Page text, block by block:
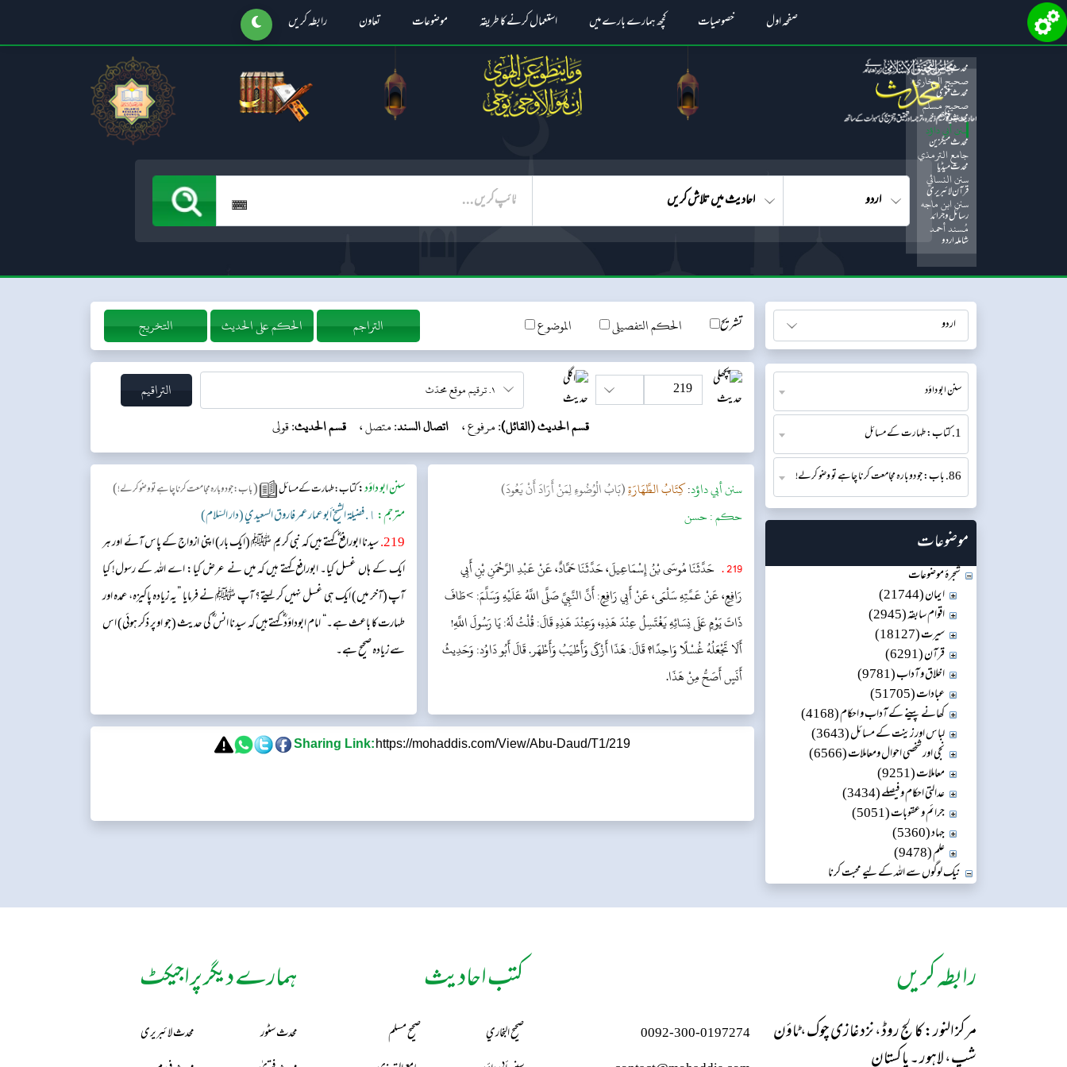
صفحہ اول خصوصیات کچھ ہمارے بارے میں استعمال کرنے کا طریقہ موضوعات تعاون رابطہ کریں
محدث لائبریری
محدث فتویٰ
محدث فورم
محدث میگزین
محدث میڈیا
قرآن لائبریری
رسائل و جرائد
شاملہ اردو
صحيح البخاري
صحيح مسلم
سنن أبي داؤد
جامع الترمذي
سنن النسائي
سنن ابن ماجه
مُسند أحمد
سنن ابو داؤد
1. کتاب: طہارت کے مسائل
86. باب: جو دوبارہ مجامعت کرنا چاہے تو وضو کرلے!
موضوعات
شجرۂ موضوعات
ایمان (21744)
اقوام سابقہ (2945)
سیرت (18127)
قرآن (6291)
اخلاق و آداب (9781)
عبادات (51705)
کھانے پینے کے آداب و احکام (4168)
لباس اور زینت کے مسائل (3643)
نجی اور شخصی احوال ومعاملات (6566)
معاملات (9251)
عدالتی احکام و فیصلے (3434)
جرائم و عقوبات (5051)
جہاد (5360)
علم (9478)
نیک لوگوں سے اللہ کے لیے محبت کرنا
تشریح الحکم التفصیلی الموضوع التخريج
قسم الحديث (القائل):مرفوع ، اتصال السند:متصل ، قسم الحديث:قولی
سنن أبي داؤد:كِتَابُ الطَّهَارَةِ(بَابُ الْوُضُوءِ لِمَنْ أَرَادَ أَنْ يَعُودَ)
حکم :حسن
219
. حَدَّثَنَا مُوسَى بْنُ إِسْمَاعِيلَ، حَدَّثَنَا حَمَّادٌ، عَنْ عَبْدِ الرَّحْمَنِ بْنِ أَبِي
رَافِعٍ، عَنْ عَمَّتِهِ سَلْمَى، عَنْ أَبِي رَافِعٍ: أَنَّ النَّبِيَّ صَلَّى اللَّهُ عَلَيْهِ وَسَلَّمَ: >طَافَ
ذَاتَ يَوْمٍ عَلَى نِسَائِهِ يَغْتَسِلُ عِنْدَ هَذِهِ، وَعِنْدَ هَذِهِ قَالَ: قُلْتُ لَهُ: يَا رَسُولَ اللَّهِ!
أَلَا تَجْعَلُهُ غُسْلًا وَاحِدًا؟ قَالَ: هَذَا أَزْكَى وَأَطْيَبُ وَأَطْهَر. قَالَ أَبُو دَاوُد: وَحَدِيثُ
أَنَسٍ أَصَحُّ مِنْ هَذَا.
سنن ابو داؤد:کتاب: طہارت کے مسائل (باب: جو دوبارہ مجامعت کرنا چاہے تو وضو کرلے!)
مترجم: ١. فضيلة الشيخ أبو عمار عمر فاروق السعيدي (دار السّلام)
219
.سیدنا ابورافع ؓ کہتے ہیں کہ نبی کریم ﷺ (ایک بار) اپنی ازواج کے پاس آئے اور ہر
ایک کے ہاں غسل کیا۔ ابورافع کہتے ہیں کہ میں نے عرض کیا: اے اللہ کے رسول! کیا
آپ (آخر میں) ایک ہی غسل نہیں کر لیتے؟ آپ ﷺ نے فرمایا ”یہ زیادہ پاکیزہ، عمدہ اور
طہارت کا باعث ہے۔“ امام ابوداؤد ؓ کہتے ہیں کہ سیدنا انس ؓ کی حدیث (جو اوپر ذکر ہوئی) اس
سے زیادہ صحیح ہے۔
Sharing Link: https://mohaddis.com/View/Abu-Daud/T1/219
رابطہ کریں
مرکز النور: کالج روڈ، نزد غازی چوک، ٹاؤن
شپ، لاہور ۔ پاکستان
0092-300-0197274
کتب احادیث
صحيح البخاري
صحيح مسلم
ہمارے دیگر پراجیکٹ
محدث سٹور
محدث لائبریری